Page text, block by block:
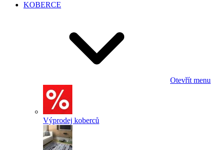
KOBERCE
Otevřít menu
Výprodej koberců